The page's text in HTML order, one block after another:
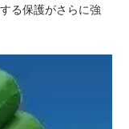
る保護がさらに強